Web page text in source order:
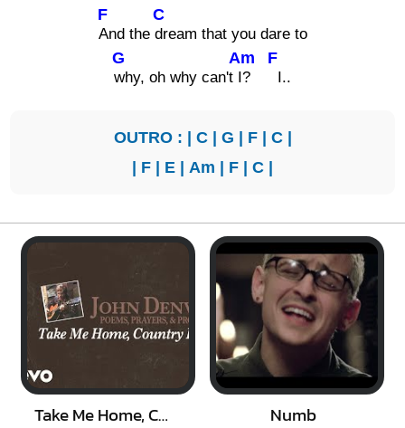
F
And the
C
dream that you dare to
G
why, oh why can't
Am
I?
F
I..
OUTRO : | C| G | F| C|
| F | E | Am | F | C |
Take Me Home, Country Road Numb